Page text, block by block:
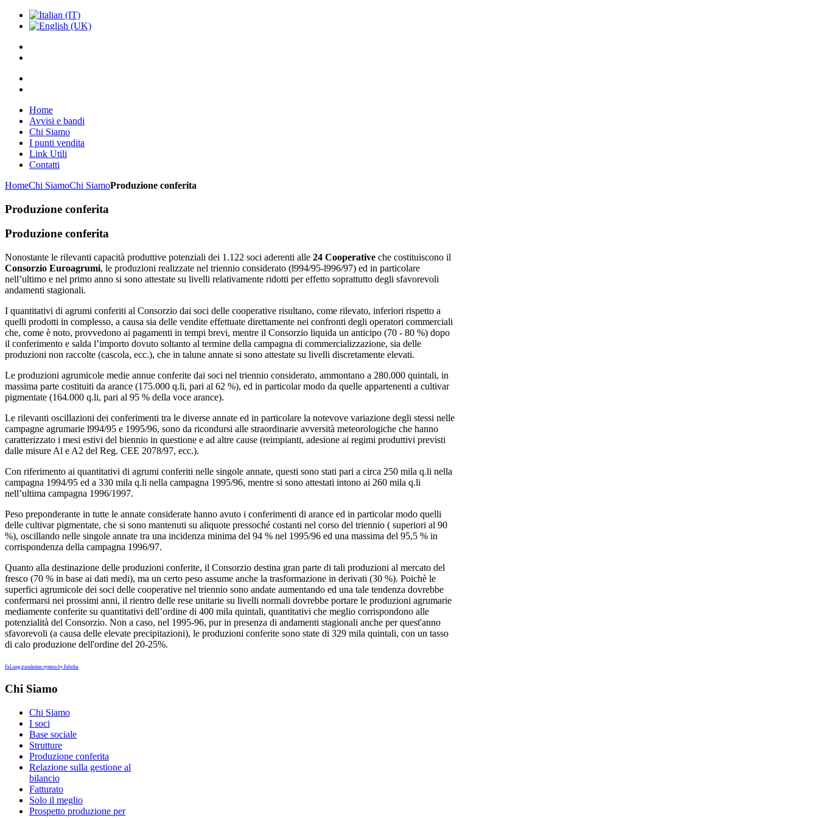
Home
Avvisi e bandi
Chi Siamo
I punti vendita
Link Utili
Contatti
HomeChi SiamoChi SiamoProduzione conferita
Produzione conferita
Produzione conferita
Nonostante le rilevanti capacità produttive potenziali dei 1.122 soci aderenti alle 24 Cooperative che costituiscono il
Consorzio Euroagrumi, le produzioni realizzate nel triennio considerato (l994/95-l996/97) ed in particolare
nell’ultimo e nel primo anno si sono attestate su livelli relativamente ridotti per effetto soprattutto degli sfavorevoli
andamenti stagionali.
I quantitativi di agrumi conferiti al Consorzio dai soci delle cooperative risultano, come rilevato, inferiori rispetto a
quelli prodotti in complesso, a causa sia delle vendite effettuate direttamente nei confronti degli operatori commerciali
che, come è noto, provvedono ai pagamenti in tempi brevi, mentre il Consorzio liquida un anticipo (70 - 80 %) dopo
il conferimento e salda l’importo dovuto soltanto al termine della campagna di commercializzazione, sia delle
produzioni non raccolte (cascola, ecc.), che in talune annate si sono attestate su livelli discretamente elevati.
Le produzioni agrumicole medie annue conferite dai soci nel triennio considerato, ammontano a 280.000 quintali, in
massima parte costituiti da arance (175.000 q.li, pari al 62 %), ed in particolar modo da quelle appartenenti a cultivar
pigmentate (164.000 q.li, pari al 95 % della voce arance).
Le rilevanti oscillazioni dei conferimenti tra le diverse annate ed in particolare la notevove variazione degli stessi nelle
campagne agrumarie l994/95 e 1995/96, sono da ricondursi alle straordinarie avversità meteorologiche che hanno
caratterizzato i mesi estivi del biennio in questione e ad altre cause (reimpianti, adesione ai regimi produttivi previsti
dalle misure Al e A2 del Reg. CEE 2078/97, ecc.).
Con riferimento ai quantitativi di agrumi conferiti nelle singole annate, questi sono stati pari a circa 250 mila q.li nella
campagna 1994/95 ed a 330 mila q.li nella campagna 1995/96, mentre si sono attestati intono ai 260 mila q.li
nell’ultima campagna 1996/1997.
Peso preponderante in tutte le annate considerate hanno avuto i conferimenti di arance ed in particolar modo quelli
delle cultivar pigmentate, che si sono mantenuti su aliquote pressoché costanti nel corso del triennio ( superiori al 90
%), oscillando nelle singole annate tra una incidenza minima del 94 % nel 1995/96 ed una massima del 95,5 % in
corrispondenza della campagna 1996/97.
Quanto alla destinazione delle produzioni conferite, il Consorzio destina gran parte di tali produzioni al mercato del
fresco (70 % in base ai dati medi), ma un certo peso assume anche la trasformazione in derivati (30 %). Poichè le
superfici agrumicole dei soci delle cooperative nel triennio sono andate aumentando ed una tale tendenza dovrebbe
confermarsi nei prossimi anni, il rientro delle rese unitarie su livelli normali dovrebbe portare le produzioni agrumarie
mediamente conferite su quantitativi dell’ordine di 400 mila quintali, quantitativi che meglio corrispondono alle
potenzialità del Consorzio. Non a caso, nel 1995-96, pur in presenza di andamenti stagionali anche per quest'anno
sfavorevoli (a causa delle elevate precipitazioni), le produzioni conferite sono state di 329 mila quintali, con un tasso
di calo produzione dell'ordine del 20-25%.
FaLang translation system by Faboba
Chi Siamo
Chi Siamo
I soci
Base sociale
Strutture
Produzione conferita
Relazione sulla gestione al
bilancio
Fatturato
Solo il meglio
Prospetto produzione per